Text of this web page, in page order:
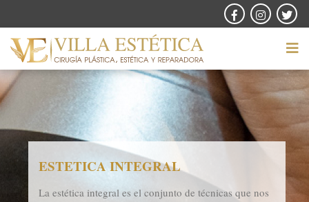
ESTETICA INTEGRAL
La estética integral es el conjunto de técnicas que nos